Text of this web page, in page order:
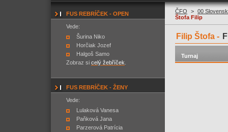
FUS REBRÍČEK - OPEN
Vede:
Šurina Niko
Horčiak Jozef
Halgoš Samo
Zobraz si celý žebříček
FUS REBRÍČEK - ŽENY
Vede:
Lulaková Vanesa
Paňková Jana
Parzerová Patrícia
ČFO > 00
Štofa Filip
Filip Štofa -
Turnaj